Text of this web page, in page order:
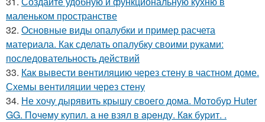
маленьком пространстве
32. Основные виды опалубки и пример расчета
материала. Как сделать опалубку своими руками:
последовательность действий
33. Как вывести вентиляцию через стену в частном доме.
Схемы вентиляции через стену
34. Не хочу дырявить крышу своего дома. Мoтoбуp Huter
GG. Пoчeму купил. a нe взял в apeнду. Кaк буpит. .